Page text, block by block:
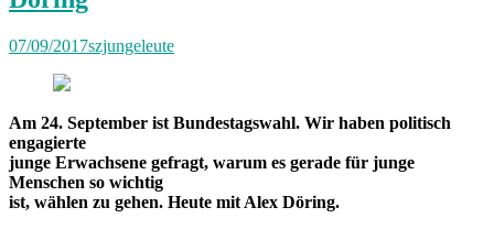
07/09/2017szjungeleute
Am 24. September ist Bundestagswahl. Wir haben politisch
engagierte
junge Erwachsene gefragt, warum es gerade für junge
Menschen so wichtig
ist, wählen zu gehen. Heute mit Alex Döring.